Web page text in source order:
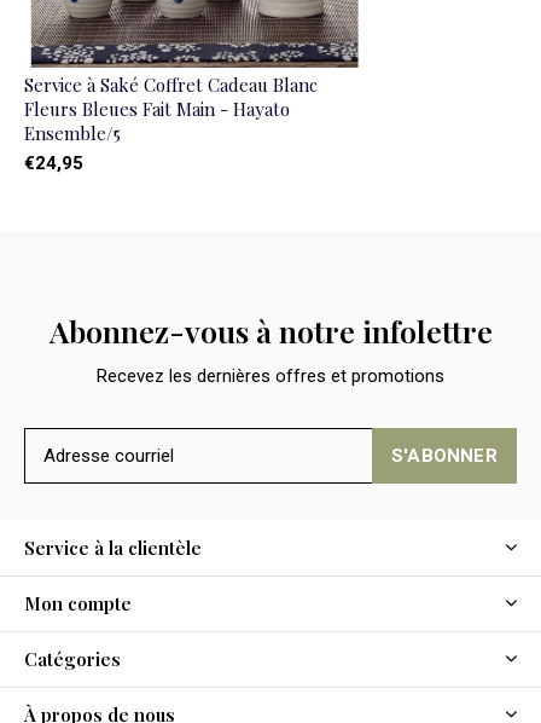
Service à Saké Coffret Cadeau Blanc
Fleurs Bleues Fait Main - Hayato
Ensemble/5
€24,95
Abonnez-vous à notre infolettre
Recevez les dernières offres et promotions
S'ABONNER
Service à la clientèle
Mon compte
Catégories
À propos de nous